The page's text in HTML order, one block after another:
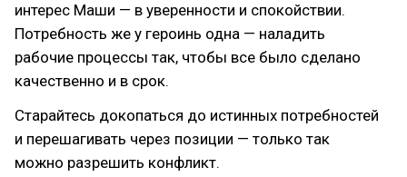
интерес Маши — в уверенности и спокойствии.
Потребность же у героинь одна — наладить
рабочие процессы так, чтобы все было сделано
качественно и в срок.
Старайтесь докопаться до истинных потребностей
и перешагивать через позиции — только так
можно разрешить конфликт.